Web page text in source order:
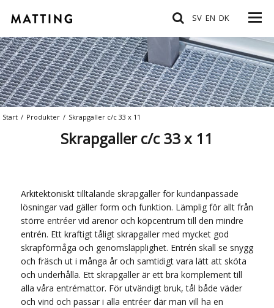
SV EN DK
Start / Produkter / Skrapgaller c/c 33 x 11
Skrapgaller c/c 33 x 11
Arkitektoniskt tilltalande skrapgaller för kundanpassade
lösningar vad gäller form och funktion. Lämplig för allt från
större entréer vid arenor och köpcentrum till den mindre
entrén. Ett kraftigt tåligt skrapgaller med mycket god
skrapförmåga och genomsläpplighet. Entrén skall se snygg
och fräsch ut i många år och samtidigt vara lätt att sköta
och underhålla. Ett skrapgaller är ett bra komplement till
alla våra entrémattor. För utvändigt bruk, tål både väder
och vind och passar i alla entréer där man vill ha en